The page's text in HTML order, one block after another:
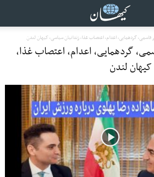
قاسمی، گردهمایی، اعدام، اعتصاب غذا، زندانیان سیاسی، کیهان لندن
گردهمایی، اعدام، اعتصاب غذا،
لندن